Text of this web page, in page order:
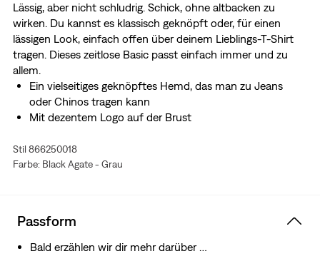
Lässig, aber nicht schludrig. Schick, ohne altbacken zu
wirken. Du kannst es klassisch geknöpft oder, für einen
lässigen Look, einfach offen über deinem Lieblings-T-Shirt
tragen. Dieses zeitlose Basic passt einfach immer und zu
allem.
Ein vielseitiges geknöpftes Hemd, das man zu Jeans
oder Chinos tragen kann
Mit dezentem Logo auf der Brust
Stil 866250018
Farbe: Black Agate - Grau
Passform
Bald erzählen wir dir mehr darüber …